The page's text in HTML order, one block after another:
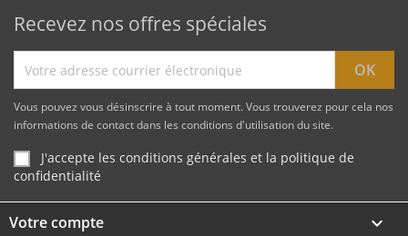
Recevez nos offres spéciales
Vous pouvez vous désinscrire à tout moment. Vous trouverez pour cela nos
informations de contact dans les conditions d'utilisation du site.
J'accepte les conditions générales et la politique de
confidentialité
Votre compte 